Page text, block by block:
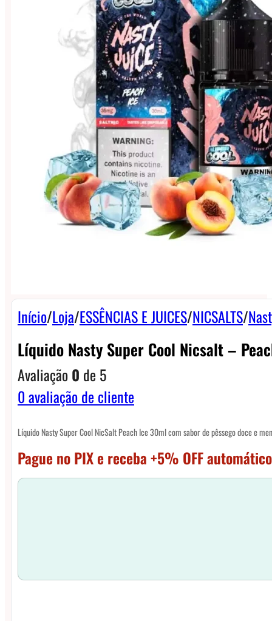
Início/Loja/ESSÊNCIAS E JUICES/NICSALTS/
Líquido Nasty Super Cool Nicsalt –
Avaliação0 de 5
0avaliação de cliente
Líquido Nasty Super Cool NicSalt Peach Ice 30ml com sabor de pêssego doce e
Pague no PIX e receba +5% OFF